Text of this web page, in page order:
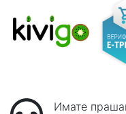
Имате